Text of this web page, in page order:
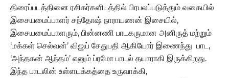
திரைப்படத்தினை ரசிகர்களிடத்தில் பிரபலப்படுத்தும் வகையில்
இசையமைப்பாளர் சந்தோஷ் நாராயணன் இசையில்,
இசையமைப்பாளரும், பின்னணி பாடகருமான அனிருத் மற்றும்
‘மக்கள் செல்வன்’ விஜய் சேதுபதி ஆகியோர் இணைந்து பாட,
‘அந்தகன் ஆந்தம்’ எனும் ப்ரமோ பாடல் தயாராகி இருக்கிறது.
இந்த பாடலின் உள்ளடக்கத்தை உருவாக்கி,